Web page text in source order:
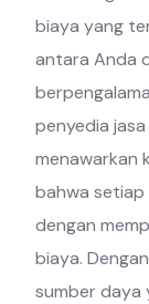
biaya yang
antara Anda
penyedia
menawarkan
bahwa
dengan
biaya.
sumber daya